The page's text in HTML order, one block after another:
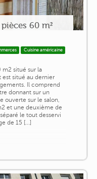
60 m²
Cuisine américaine
situé sur la
situé au dernier
Il comprend
donnant sur un
ouverte sur le salon,
et une deuxième de
le tout desservi
de 15 [...]